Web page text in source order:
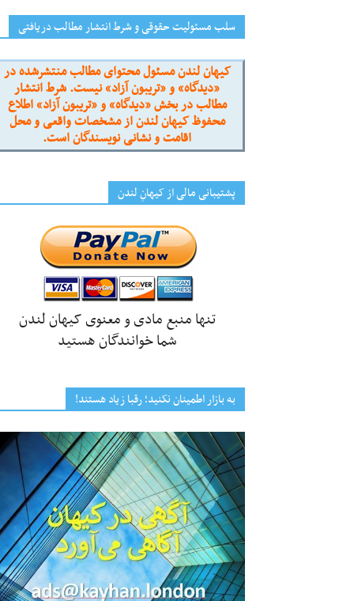
سلب مسئولیت حقوقی و شرط انتشار مطالب دریافتی
کیهان لندن مسئول محتوای مطالب منتشرشده در
«دیدگاه» و «تریبون آزاد» نیست. شرط انتشار
مطالب در بخش «دیدگاه» و «تریبون آزاد» اطلاع
محفوظ کیهان لندن از مشخصات واقعی و محل
اقامت و نشانی نویسندگان است.
پشتیبانی مالی از کیهانِ لندن
تنها منبع مادی و معنوی کیهان لندن
شما خوانندگان هستید
به بازار اطمینان نکنید؛ رقبا زیاد هستند!